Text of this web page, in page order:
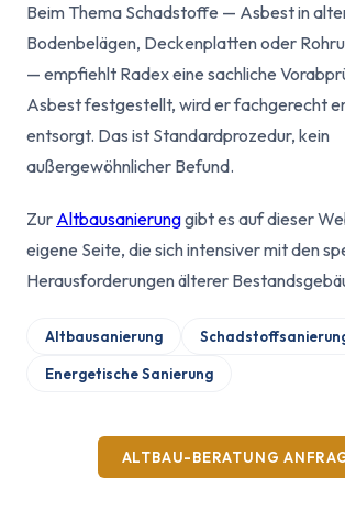
Beim Thema Schadstoffe — Asbest in
Bodenbelägen, Deckenplatten oder
— empfiehlt Radex eine sachliche
Asbest festgestellt, wird er fachgerecht
entsorgt. Das ist Standardprozedur, kein
außergewöhnlicher Befund.
Zur Altbausanierunggibt es auf dieser
eigene Seite, die sich intensiver mit den
Herausforderungen älterer
Altbausanierung
Energetische Sanierung
ALTBAU-BERATUNG